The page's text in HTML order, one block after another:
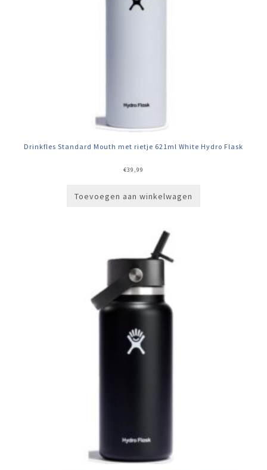
Drinkfles Standard Mouth met rietje 621ml White Hydro Flask
€39,99
Toevoegen aan winkelwagen